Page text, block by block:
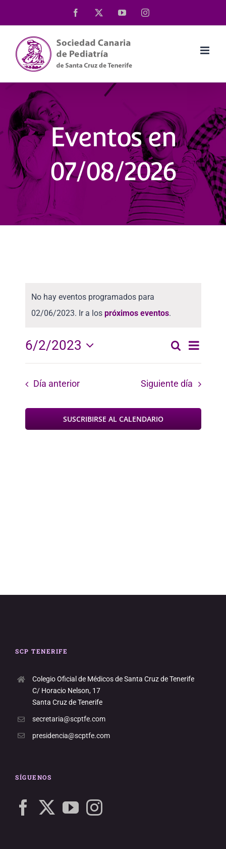
al
contenido
Facebook YouTubeInstagram
Eventos en
07/08/2026
No hay eventos programados para
02/06/2023. Ir a los próximos eventos.
de
y
Buscar
de
Día
6/2/2023
Seleccionar
Día anterior Siguiente día
SUSCRIBIRSE AL CALENDARIO
SCP TENERIFE
Colegio Oficial de Médicos de Santa Cruz de Tenerife
C/ Horacio Nelson, 17
Santa Cruz de Tenerife
secretaria@scptfe.com
presidencia@scptfe.com
SÍGUENOS